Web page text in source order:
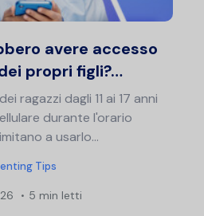
avere accesso
propri figli?…
ragazzi dagli 11 ai 17 anni
durante l'orario
a usarlo...
Tips
5 min letti